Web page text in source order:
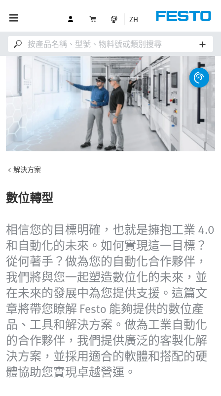
ZH
解決方案
數位轉型
相信您的目標明確，也就是擁抱工業 4.0
和自動化的未來。如何實現這一目標？
從何著手？做為您的自動化合作夥伴，
我們將與您一起塑造數位化的未來，並
在未來的發展中為您提供支援。這篇文
章將帶您瞭解 Festo 能夠提供的數位產
品、工具和解決方案。做為工業自動化
的合作夥伴，我們提供廣泛的客製化解
決方案，並採用適合的軟體和搭配的硬
體協助您實現卓越營運。